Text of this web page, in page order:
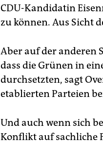
CDU-Kandidatin
zu können. Aus Sicht
Aber auf der anderen
dass die Grünen in
durchsetzten, sagt
etablierten Parteien
Und auch wenn sich
Konflikt auf sachliche